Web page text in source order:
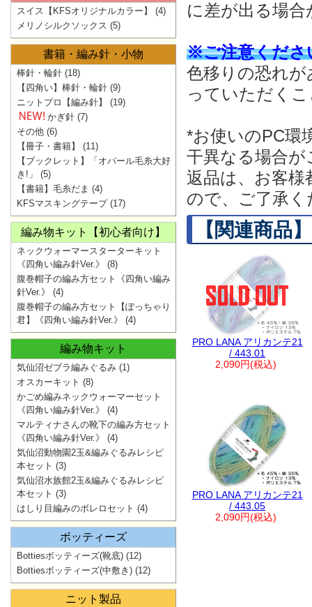
に差が出る場
※ご注意くだ
色移りの恐れ
っていただく
*お使いのPC環
干異なる場合
返品は、お客様
ので、ご了承く
【関連商品】
PRO LANA アリカンテ21
/ 443.01
2,090円(税込)
PRO LANA アリカンテ21
/ 443.05
2,090円(税込)
スイス【KFSオリジナルカラー】
(4)
メリノシルクソックス (5)
書籍・編み針・小物
棒針・輪針 (18)
【四角い】棒針・輪針 (9)
ニットプロ【編み針】
(19)
かぎ針 (7)
その他 (6)
【冊子・書籍】
(11)
【ブックレット】「オパール毛糸大好
き!」
(5)
【書籍】毛糸だま (4)
KFSマスキングテープ(17)
編み物キット【初心者向け】
ネックウォーマースターターキット
《四角い編み針Ver.》
(8)
腹巻帽子の編み方セット《四角い編み
針Ver.》
(4)
腹巻帽子の編み方セット【ぽっちゃり
君】《四角い編み針Ver.》
(4)
編み物キット
気仙沼ゼブラ編みぐるみ (1)
オスカーキット (8)
かごめ編みネックウォーマーセット
《四角い編み針Ver.》
(4)
マルティナさんの靴下の編み方セット
《四角い編み針Ver.》
(4)
気仙沼動物園2玉&編みぐるみレシピ
本セット (3)
気仙沼水族館2玉&編みぐるみレシピ
本セット (3)
はしり目編みのボレロセット (4)
ボッティーズ
Bottiesボッティーズ(靴底) (12)
Bottiesボッティーズ(中敷き) (12)
ニット製品